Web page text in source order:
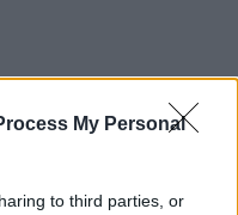
My Personal
to third parties, or